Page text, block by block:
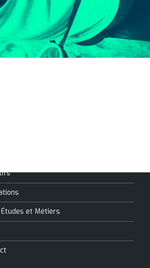
et Métiers